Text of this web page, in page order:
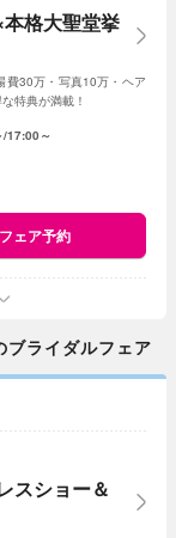
格大聖堂挙
30万・写真10万・ヘア
特典が満載！
17:00～
フェア予約
ライダルフェア
スショー＆